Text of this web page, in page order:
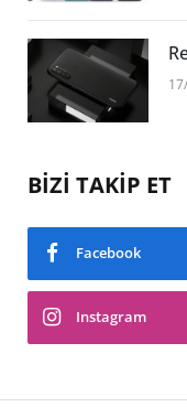
BİZİ TAKİP ET
Facebook
Instagram